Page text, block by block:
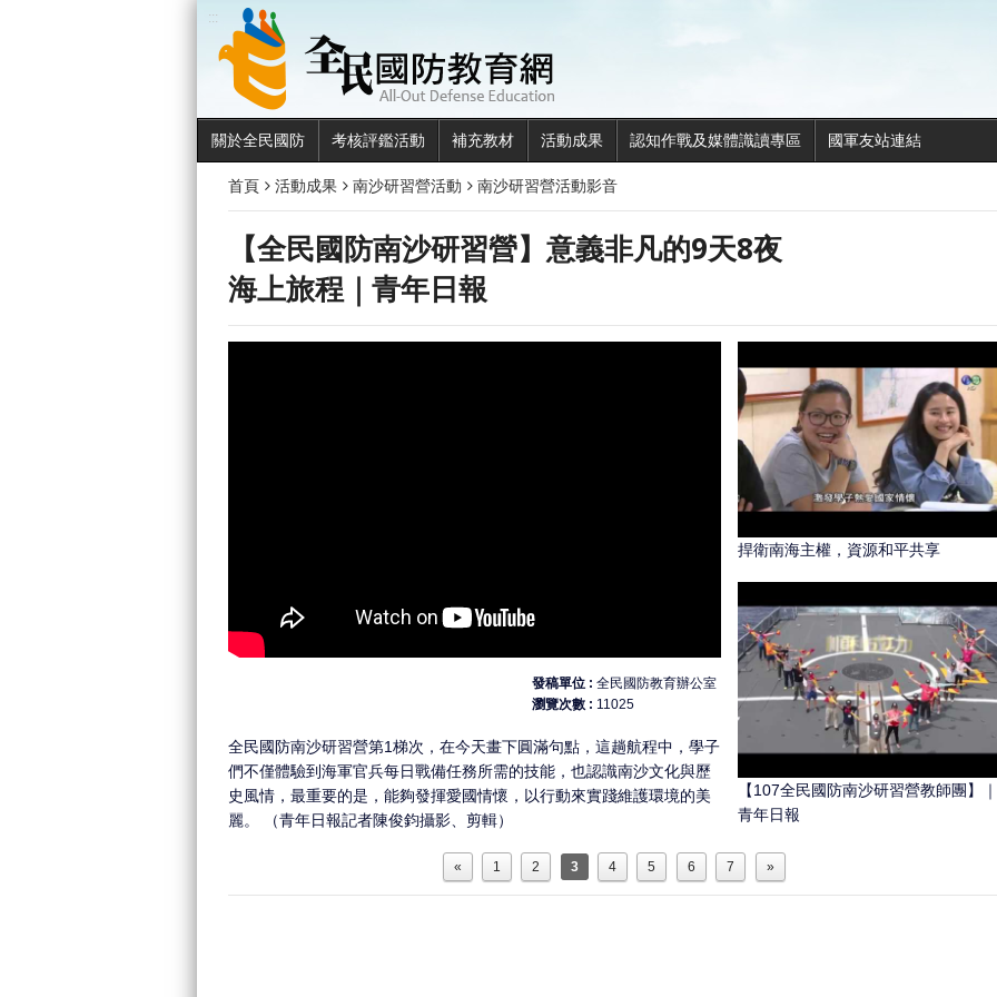
:::
關於全民國防 考核評鑑活動 補充教材 活動成果 認知作戰及媒體識讀專區 國軍友站連結
首頁 活動成果 南沙研習營活動 南沙研習營活動影音
【全民國防南沙研習營】意義非凡的9天8夜
海上旅程｜青年日報
發稿單位
全民國防教育辦公室
瀏覽次數
11025
全民國防南沙研習營第1梯次，在今天畫下圓滿句點，這趟航程中，學子
們不僅體驗到海軍官兵每日戰備任務所需的技能，也認識南沙文化與歷
史風情，最重要的是，能夠發揮愛國情懷，以行動來實踐維護環境的美
麗。 （青年日報記者陳俊鈞攝影、剪輯）
捍衛南海主權，資源和平共享
【107全民國防南沙研習營教師團】｜
青年日報
« 1 2 3 4 5 6 7 »